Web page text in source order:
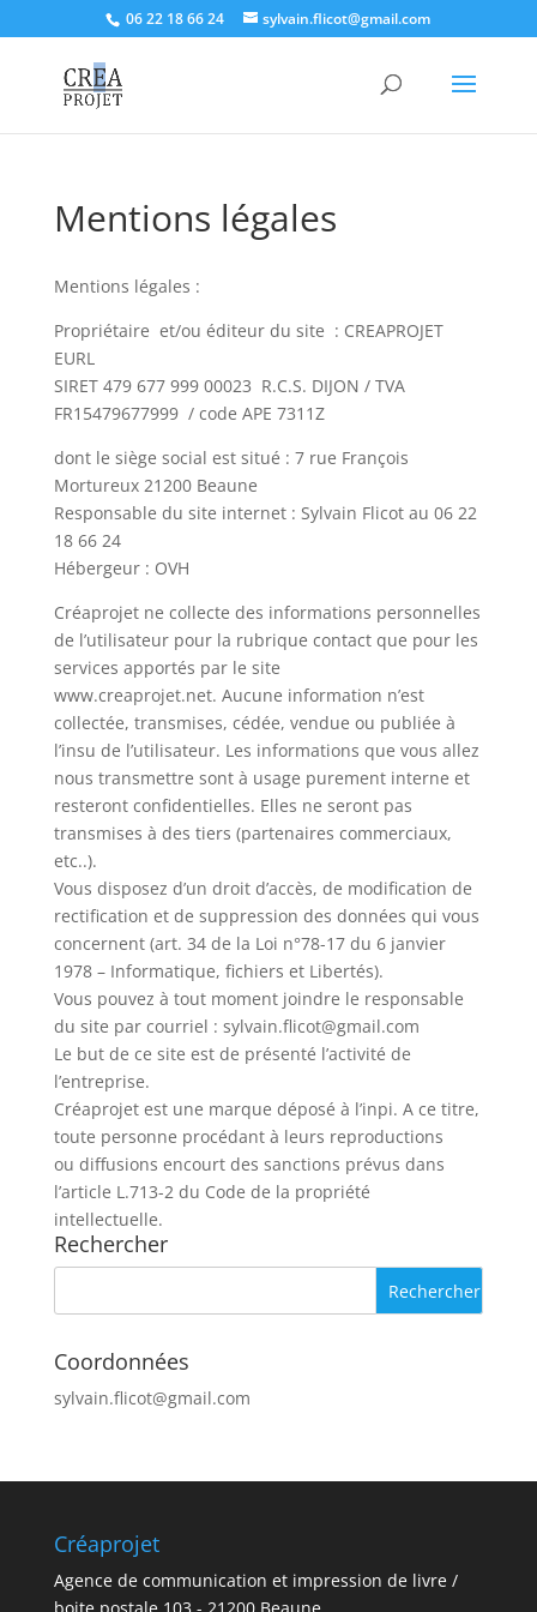
06 22 18 66 24 sylvain.flicot@gmail.com
Mentions légales
Mentions légales :
Propriétaire et/ou éditeur du site : CREAPROJET
EURL
SIRET 479 677 999 00023 R.C.S. DIJON / TVA
FR15479677999 / code APE 7311Z
dont le siège social est situé : 7 rue François
Mortureux 21200 Beaune
Responsable du site internet : Sylvain Flicot au 06 22
18 66 24
Hébergeur : OVH
Créaprojet ne collecte des informations personnelles
de l’utilisateur pour la rubrique contact que pour les
services apportés par le site
www.creaprojet.net. Aucune information n’est
collectée, transmises, cédée, vendue ou publiée à
l’insu de l’utilisateur. Les informations que vous allez
nous transmettre sont à usage purement interne et
resteront confidentielles. Elles ne seront pas
transmises à des tiers (partenaires commerciaux,
etc..).
Vous disposez d’un droit d’accès, de modification de
rectification et de suppression des données qui vous
concernent (art. 34 de la Loi n°78-17 du 6 janvier
1978 – Informatique, fichiers et Libertés).
Vous pouvez à tout moment joindre le responsable
du site par courriel : sylvain.flicot@gmail.com
Le but de ce site est de présenté l’activité de
l’entreprise.
Créaprojet est une marque déposé à l’inpi. A ce titre,
toute personne procédant à leurs reproductions
ou diffusions encourt des sanctions prévus dans
l’article L.713-2 du Code de la propriété
intellectuelle.
Rechercher
Coordonnées
sylvain.flicot@gmail.com
Créaprojet
Agence de communication et impression de livre /